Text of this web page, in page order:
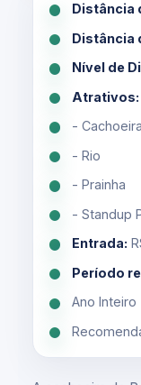
Distância
Distância
Nível de
Atrativos:
-
- Rio
- Prainha
- Standup
Entrada:
Período
Ano Inteiro